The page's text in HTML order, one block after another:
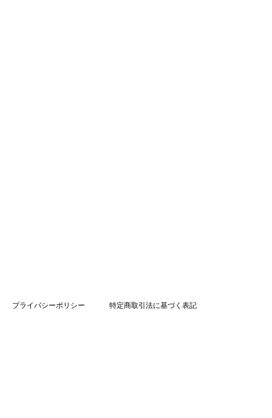
プライバシーポリシー 特定商取引法に基づく表記